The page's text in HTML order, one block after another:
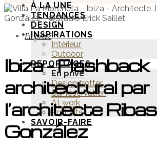
À LA UNE
TENDANCES
DESIGN
INSPIRATIONS
Intérieur
Outdoor
REPORTAGES
En privé
Design trotter
Sur réservation
At work
Portraits
SAVOIR-FAIRE
En privé
Ibiza – Flashback
architectural par
l’architecte Ribas
González